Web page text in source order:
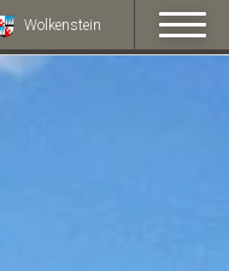
Wolkenstein